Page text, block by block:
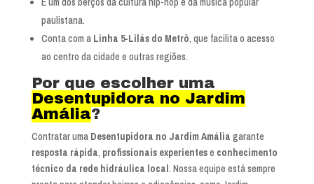
paulistana.
Conta com a Linha 5-Lilás do Metrô, que facilita o acesso
ao centro da cidade e outras regiões.
Por que escolher uma
Desentupidora no Jardim
Amália?
Contratar uma Desentupidora no Jardim Amália garante
resposta rápida, profissionais experientese conhecimento
técnico da rede hidráulica local. Nossa equipe está sempre